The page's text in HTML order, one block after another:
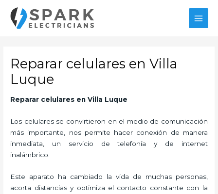
contenido
Reparar celulares en Villa
Luque
Reparar celulares en Villa Luque
Los celulares se convirtieron en el medio de comunicación
más importante, nos permite hacer conexión de manera
inmediata, un servicio de telefonía y de internet
inalámbrico.
Este aparato ha cambiado la vida de muchas personas,
acorta distancias y optimiza el contacto constante con la